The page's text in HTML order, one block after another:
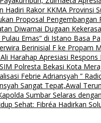
Hadiri Rakor KKMA Provinsi
Proposal Pengembangan
Diwarnai Dugaan
Emas” di Istano Basa
Berinisial F ke Propam
Harahap Apresiasi
Polresta Bekasi Kota
Febrie Adriansyah ”
Sangat Tepat,Awal
Sumbar Selaras
Sehat: Fibréa Hadirkan